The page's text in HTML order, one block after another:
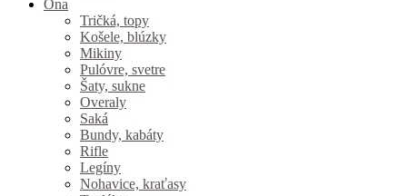
Ona
Tričká, topy
Košele, blúzky
Mikiny
Pulóvre, svetre
Šaty, sukne
Overaly
Saká
Bundy, kabáty
Rifle
Legíny
Nohavice, kraťasy